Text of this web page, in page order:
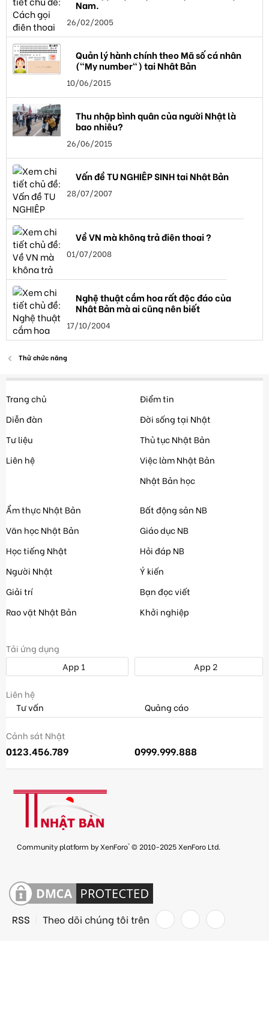
Nam.
26/02/2005
Quản lý hành chính theo Mã số cá nhân
("My number") tại Nhật Bản
10/06/2015
Thu nhập bình quân của người Nhật là
bao nhiêu?
26/06/2015
Vấn đề TU NGHIỆP SINH tại Nhật Bản
28/07/2007
Về VN mà không trả điện thoại ?
01/07/2008
Nghệ thuật cắm hoa rất độc đáo của
Nhật Bản mà ai cũng nên biết
17/10/2004
Thử chức năng
Trang chủ
Diễn đàn
Tư liệu
Liên hệ
Điểm tin
Đời sống tại Nhật
Thủ tục Nhật Bản
Việc làm Nhật Bản
Nhật Bản học
Ẩm thực Nhật Bản
Văn học Nhật Bản
Học tiếng Nhật
Người Nhật
Giải trí
Rao vặt Nhật Bản
Bất động sản NB
Giáo dục NB
Hỏi đáp NB
Ý kiến
Bạn đọc viết
Khởi nghiệp
Tải ứng dụng
App 1
App 2
Liên hệ
Tư vấn
Quảng cáo
Cảnh sát Nhật
0123.456.789 0999.999.888
Community platform by XenForo® © 2010-2025 XenForo Ltd.
RSS Theo dõi chúng tôi trên